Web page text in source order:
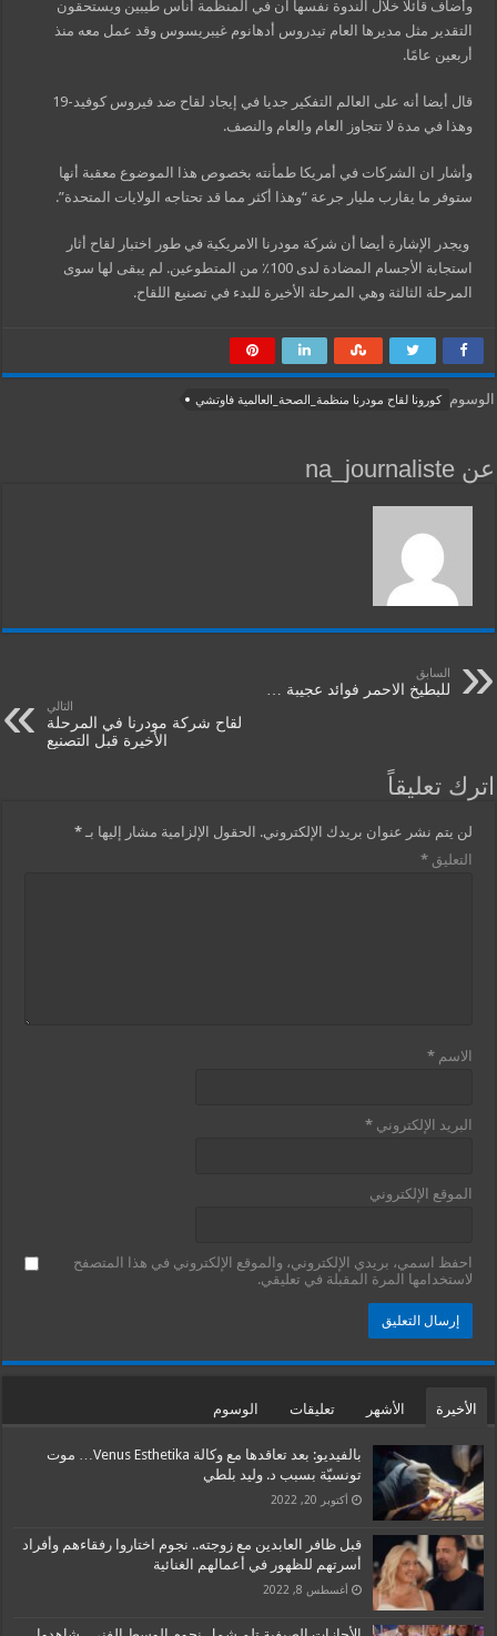
وأضاف قائلا خلال الندوة نفسها ان في المنظمة أناس طيبين ويستحقون
التقدير مثل مديرها العام تيدروس أدهانوم غيبريسوس وقد عمل معه منذ
أربعين عامًا.
قال أيضا أنه على العالم التفكير جديا في إيجاد لقاح ضد فيروس كوفيد-19
وهذا في مدة لا تتجاوز العام والعام والنصف.
وأشار ان الشركات في أمريكا طمأنته بخصوص هذا الموضوع معقبة أنها
ستوفر ما يقارب مليار جرعة “وهذا أكثر مما قد تحتاجه الولايات المتحدة”.
ويجدر الإشارة أيضا أن شركة مودرنا الامريكية في طور اختبار لقاح أثار
استجابة الأجسام المضادة لدى 100٪ من المتطوعين. لم يبقى لها سوى
المرحلة الثالثة وهي المرحلة الأخيرة للبدء في تصنيع اللقاح.
الوسوم كورونا لقاح مودرنا منظمة_الصحة_العالمية فاوتشي
عن na_journaliste
السابق
للبطيخ الاحمر فوائد عجيبة …
التالي
لقاح شركة مودرنا في المرحلة
الأخيرة قبل التصنيع
اترك تعليقاً
لن يتم نشر عنوان بريدك الإلكتروني. الحقول الإلزامية مشار إليها بـ*
التعليق*
الاسم*
البريد الإلكتروني*
الموقع الإلكتروني
احفظ اسمي، بريدي الإلكتروني، والموقع الإلكتروني في هذا المتصفح
لاستخدامها المرة المقبلة في تعليقي.
الأخيرة الأشهر تعليقات الوسوم
بالفيديو: بعد تعاقدها مع وكالة Venus Esthetika… موت
تونسيّة بسبب د. وليد بلطي
أكتوبر 20, 2022
قبل ظافر العابدين مع زوجته.. نجوم اختاروا رفقاءهم وأفراد
أسرتهم للظهور في أعمالهم الغنائية
أغسطس 8, 2022